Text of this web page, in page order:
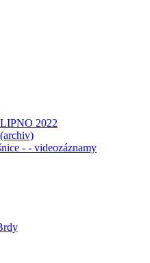
2022
- - videozáznamy